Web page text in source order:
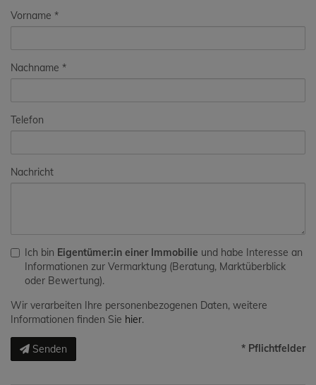
Vorname
Nachname
Telefon
Nachricht
Ich bin Eigentümer:in einer Immobilie und habe Interesse an
Informationen zur Vermarktung (Beratung, Marktüberblick
oder Bewertung).
Wir verarbeiten Ihre personenbezogenen Daten, weitere
Informationen finden Sie hier.
Senden * Pflichtfelder